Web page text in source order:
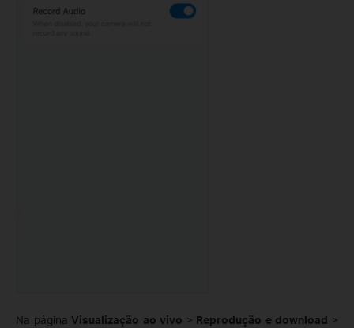
Na páginaVisualização ao vivo > Reprodução e download >